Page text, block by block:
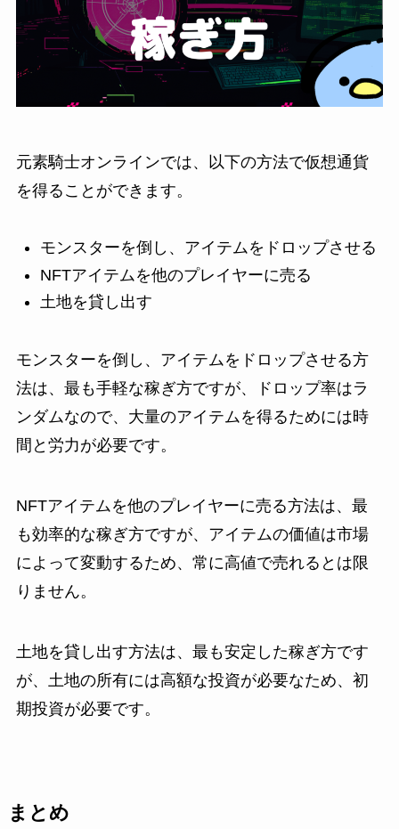
元素騎士オンラインでは、以下の方法で仮想通貨
を得ることができます。
モンスターを倒し、アイテムをドロップさせる
NFTアイテムを他のプレイヤーに売る
土地を貸し出す
モンスターを倒し、アイテムをドロップさせる方
法は、最も手軽な稼ぎ方ですが、ドロップ率はラ
ンダムなので、大量のアイテムを得るためには時
間と労力が必要です。
NFTアイテムを他のプレイヤーに売る方法は、最
も効率的な稼ぎ方ですが、アイテムの価値は市場
によって変動するため、常に高値で売れるとは限
りません。
土地を貸し出す方法は、最も安定した稼ぎ方です
が、土地の所有には高額な投資が必要なため、初
期投資が必要です。
まとめ